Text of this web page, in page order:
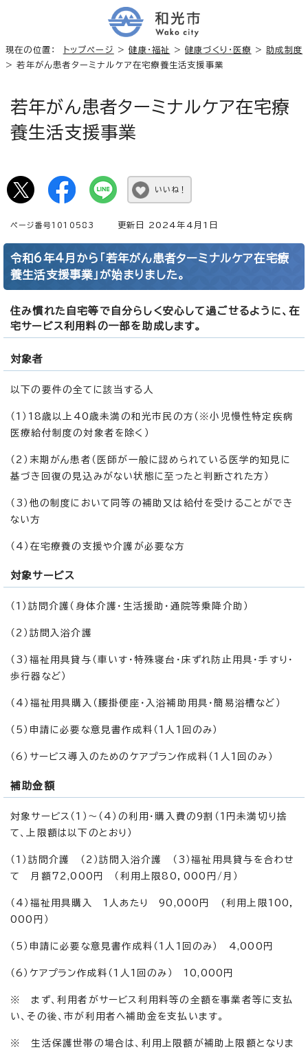
現在の位置： トップページ >健康・福祉 >健康づくり・医療 >
助成制度
> 若年がん患者ターミナルケア在宅療養生活支援事業
若年がん患者ターミナルケア在宅療
養生活支援事業
いいね！
ページ番号1010583 更新日 2024年4月1日
令和6年4月から「若年がん患者ターミナルケア在宅療
養生活支援事業」が始まりました。
住み慣れた自宅等で自分らしく安心して過ごせるように、在
宅サービス利用料の一部を助成します。
対象者
以下の要件の全てに該当する人
（1）18歳以上40歳未満の和光市民の方（※小児慢性特定疾病
医療給付制度の対象者を除く）
（2）末期がん患者（医師が一般に認められている医学的知見に
基づき回復の見込みがない状態に至ったと判断された方）
（3）他の制度において同等の補助又は給付を受けることができ
ない方
（4）在宅療養の支援や介護が必要な方
対象サービス
（1）訪問介護（身体介護・生活援助・通院等乗降介助）
（2）訪問入浴介護
（3）福祉用具貸与（車いす・特殊寝台・床ずれ防止用具・手すり・
歩行器など）
（4）福祉用具購入（腰掛便座・入浴補助用具・簡易浴槽など）
（5）申請に必要な意見書作成料（1人1回のみ）
（6）サービス導入のためのケアプラン作成料（1人1回のみ）
補助金額
対象サービス（1）～（4）の利用・購入費の9割（1円未満切り捨
て、上限額は以下のとおり）
（1）訪問介護 （2）訪問入浴介護 （3）福祉用具貸与を合わせ
て 月額72,000円 （利用上限80，000円/月）
（4）福祉用具購入 1人あたり 90,000円 (利用上限100，
000円）
（5）申請に必要な意見書作成料（1人1回のみ） 4,000円
（6）ケアプラン作成料（1人1回のみ） 10,000円
※ まず、利用者がサービス利用料等の全額を事業者等に支払
い、その後、市が利用者へ補助金を支払います。
※ 生活保護世帯の場合は、利用上限額が補助上限額となりま